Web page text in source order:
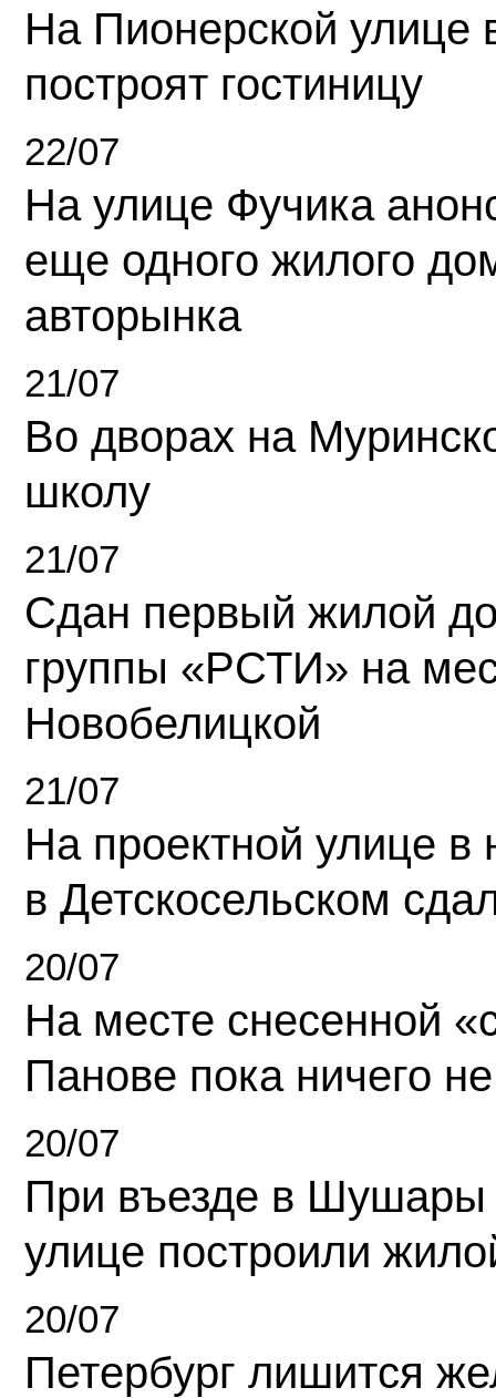
На Пионерской улице
построят гостиницу
22/07
На улице Фучика
еще одного жилого
авторынка
21/07
Во дворах на
школу
21/07
Сдан первый жилой
группы «РСТИ» на
Новобелицкой
21/07
На проектной улице
в Детскосельском
20/07
На месте снесенной
Панове пока ничего
20/07
При въезде в Шушары
улице построили
20/07
Петербург лишится